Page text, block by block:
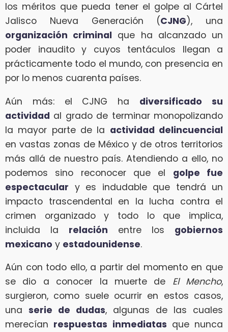
los méritos que pueda tener el golpe al Cártel
Jalisco Nueva Generación (CJNG), una
organización criminal que ha alcanzado un
poder inaudito y cuyos tentáculos llegan a
prácticamente todo el mundo, con presencia en
por lo menos cuarenta países.
Aún más: el CJNG ha diversificado su
actividad al grado de terminar monopolizando
la mayor parte de la actividad delincuencial
en vastas zonas de México y de otros territorios
más allá de nuestro país. Atendiendo a ello, no
podemos sino reconocer que el golpe fue
espectacular y es indudable que tendrá un
impacto trascendental en la lucha contra el
crimen organizado y todo lo que implica,
incluida la relación entre los gobiernos
mexicano y estadounidense.
Aún con todo ello, a partir del momento en que
se dio a conocer la muerte de El Mencho,
surgieron, como suele ocurrir en estos casos,
una serie de dudas, algunas de las cuales
merecían respuestas inmediatas que nunca